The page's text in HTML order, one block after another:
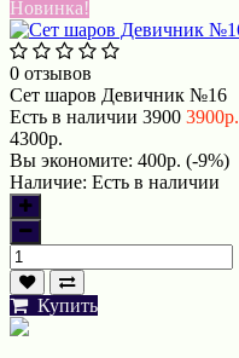
Новинка!
0 отзывов
Сет шаров Девичник №16
Есть в наличии 3900 3900р.
4300р.
Вы экономите: 400р. (-9%)
Наличие: Есть в наличии
Купить